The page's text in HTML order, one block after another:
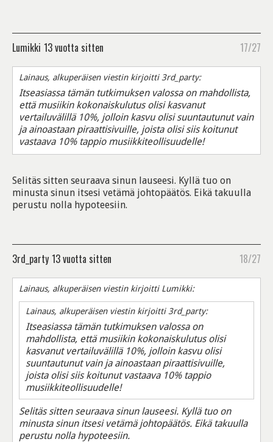
Lumikki 13 vuotta sitten 17/27
Lainaus, alkuperäisen viestin kirjoitti 3rd_party:
Itseasiassa tämän tutkimuksen valossa on mahdollista,
että musiikin kokonaiskulutus olisi kasvanut
vertailuvälillä 10%, jolloin kasvu olisi suuntautunut vain
ja ainoastaan piraattisivuille, joista olisi siis koitunut
vastaava 10% tappio musiikkiteollisuudelle!
Selitäs sitten seuraava sinun lauseesi. Kyllä tuo on
minusta sinun itsesi vetämä johtopäätös. Eikä takuulla
perustu nolla hypoteesiin.
3rd_party 13 vuotta sitten 18/27
Lainaus, alkuperäisen viestin kirjoitti Lumikki:
Lainaus, alkuperäisen viestin kirjoitti 3rd_party:
Itseasiassa tämän tutkimuksen valossa on
mahdollista, että musiikin kokonaiskulutus olisi
kasvanut vertailuvälillä 10%, jolloin kasvu olisi
suuntautunut vain ja ainoastaan piraattisivuille,
joista olisi siis koitunut vastaava 10% tappio
musiikkiteollisuudelle!
Selitäs sitten seuraava sinun lauseesi. Kyllä tuo on
minusta sinun itsesi vetämä johtopäätös. Eikä takuulla
perustu nolla hypoteesiin.